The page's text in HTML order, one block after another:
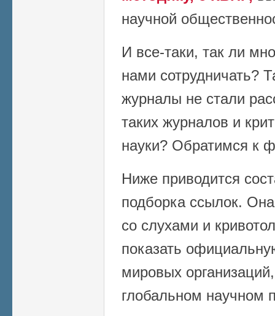
научной
И все-таки, так ли
нами сотрудничать?
журналы не стали
таких журналов и
науки? Обратимся к
Ниже приводится
подборка ссылок.
со слухами и
показать
мировых
глобальном научном